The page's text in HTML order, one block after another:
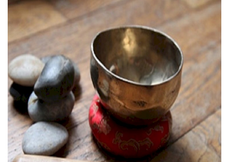
Sobre Nós
Educação
Estatuto Editorial
Saúde
Ficha técnica
Cultura